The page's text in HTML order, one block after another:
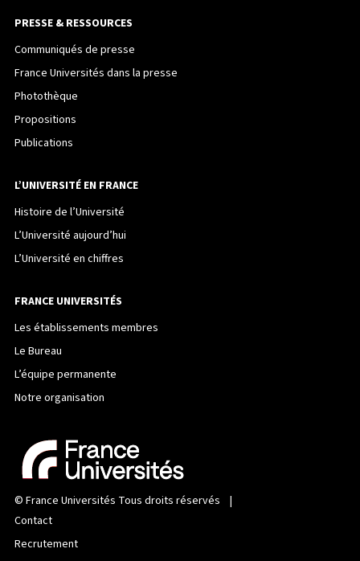
PRESSE & RESSOURCES
Communiqués de presse
France Universités dans la presse
Photothèque
Propositions
Publications
L’UNIVERSITÉ EN FRANCE
Histoire de l’Université
L’Université aujourd’hui
L’Université en chiffres
FRANCE UNIVERSITÉS
Les établissements membres
Le Bureau
L’équipe permanente
Notre organisation
© France Universités Tous droits réservés |
Contact
Recrutement